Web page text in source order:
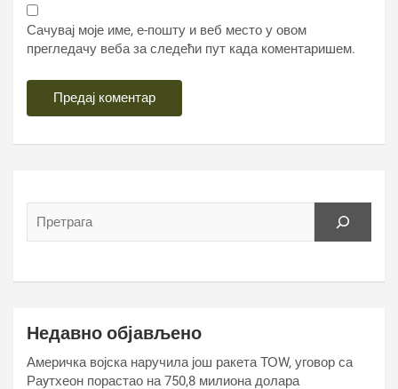
Сачувај моје име, е-пошту и веб место у овом
прегледачу веба за следећи пут када коментаришем.
Недавно објављено
Америчка војска наручила још ракета ТОW, уговор са
Раyтхеон порастао на 750,8 милиона долара